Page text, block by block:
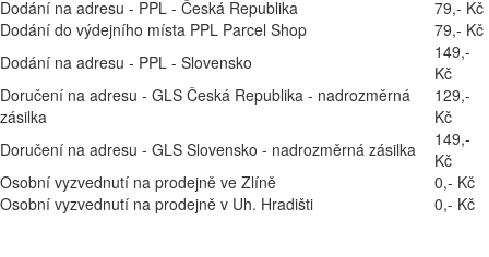
Dodání na adresu - PPL - Česká Republika
79,- Kč
Dodání do výdejního místa PPL Parcel Shop
79,- Kč
Dodání na adresu - PPL - Slovensko
149,-
Kč
Doručení na adresu - GLS Česká Republika - nadrozměrná
zásilka
129,-
Kč
Doručení na adresu - GLS Slovensko - nadrozměrná zásilka
149,-
Kč
Osobní vyzvednutí na prodejně ve Zlíně
0,- Kč
Osobní vyzvednutí na prodejně v Uh. Hradišti
0,- Kč